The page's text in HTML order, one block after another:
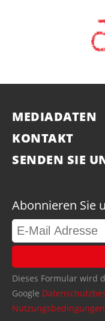
MEDIADATEN
KONTAKT
SENDEN SIE
Abonnieren Sie
Dieses Formular wird
Google
Nutzungsbedingungen